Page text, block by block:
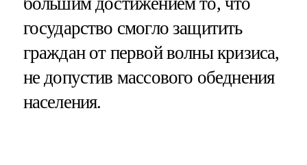
государство смогло защитить
граждан от первой волны кризиса,
не допустив массового обеднения
населения.